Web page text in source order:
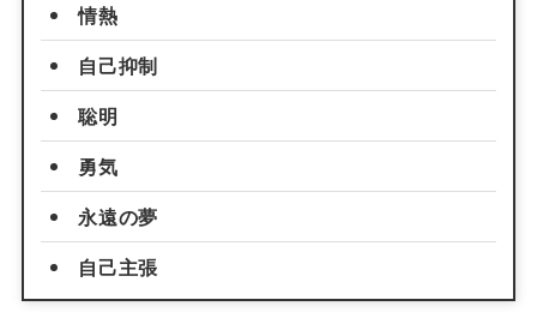
情熱
自己抑制
聡明
勇気
永遠の夢
自己主張